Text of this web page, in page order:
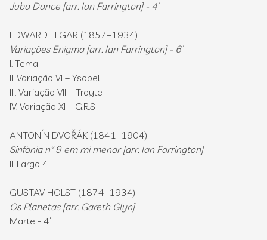
Juba Dance [arr. Ian Farrington] - 4’
EDWARD ELGAR (1857–1934)
Variações Enigma [arr. Ian Farrington] - 6’
I. Tema
II. Variação VI – Ysobel
III. Variação VII – Troyte
IV. Variação XI – G.R.S
ANTONÍN DVOŘÁK (1841–1904)
Sinfonia nº 9 em mi menor [arr. Ian Farrington]
II. Largo 4’
GUSTAV HOLST (1874–1934)
Os Planetas [arr. Gareth Glyn]
Marte - 4’